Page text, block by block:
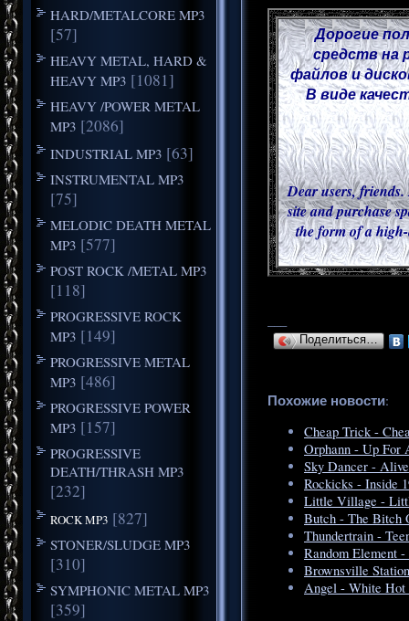
HARD/METALCORE MP3
[57]
HEAVY METAL, HARD &
HEAVY MP3 [1081]
HEAVY /POWER METAL
MP3 [2086]
INDUSTRIAL MP3 [63]
INSTRUMENTAL MP3
[75]
MELODIC DEATH METAL
MP3 [577]
POST ROCK /METAL MP3
[118]
PROGRESSIVE ROCK
MP3 [149]
PROGRESSIVE METAL
MP3 [486]
PROGRESSIVE POWER
MP3 [157]
PROGRESSIVE
DEATH/THRASH MP3
[232]
ROCK MP3 [827]
STONER/SLUDGE MP3
[310]
SYMPHONIC METAL MP3
[359]
Дорогие
средств на
файлов и
В виде
Dear users,
site and purchase
the form of a
Поделиться…
Похожие новости:
Cheap Trick -
Orphann - Up For
Sky Dancer -
Rockicks - Inside
Little Village -
Butch - The Bitch
Thundertrain -
Random Element
Brownsville
Angel - White Hot